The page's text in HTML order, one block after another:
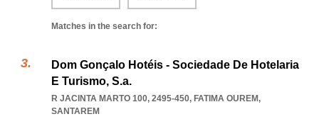
Matches in the search for:
Dom Gonçalo Hotéis - Sociedade De Hotelaria
E Turismo, S.a.
R JACINTA MARTO 100, 2495-450, FATIMA OUREM,
SANTAREM